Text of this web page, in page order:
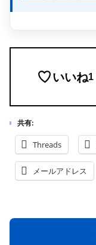
いいね1
共有:
Threads
メールアドレス